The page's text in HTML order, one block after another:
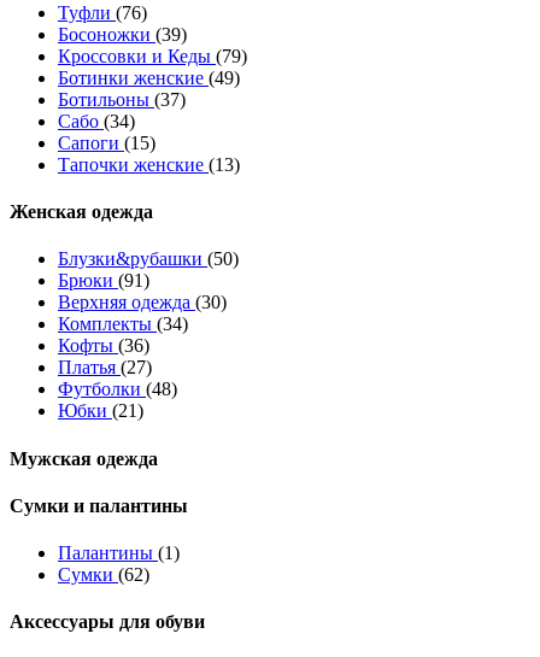
Туфли (76)
Босоножки (39)
Кроссовки и Кеды (79)
Ботинки женские (49)
Ботильоны (37)
Сабо (34)
Сапоги (15)
Тапочки женские (13)
Женская одежда
Блузки&рубашки (50)
Брюки (91)
Верхняя одежда (30)
Комплекты (34)
Кофты (36)
Платья (27)
Футболки (48)
Юбки (21)
Мужская одежда
Сумки и палантины
Палантины (1)
Сумки (62)
Аксессуары для обуви